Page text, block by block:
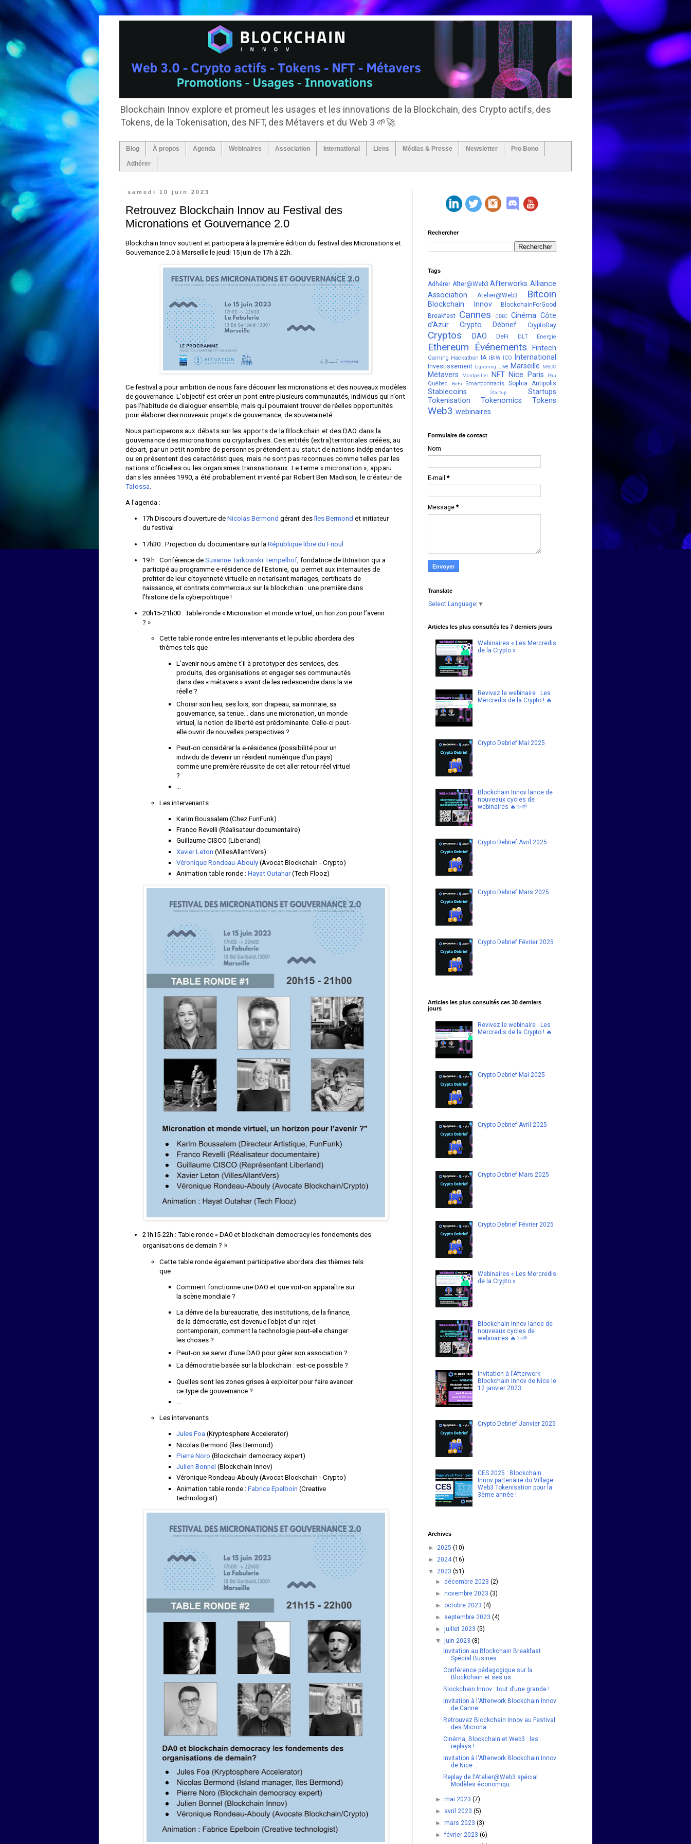
Blockchain Innov explore et promeut les usages et les innovations de la Blockchain, des Crypto actifs, des
Tokens, de la Tokenisation, des NFT, des Métavers et du Web 3 🌱🚀
Blog À propos Agenda Webinaires Association International Liens Médias & Presse Newsletter Pro Bono
Adhérer
samedi 10 juin 2023
Retrouvez Blockchain Innov au Festival des
Micronations et Gouvernance 2.0
Blockchain Innov soutient et participera à la première édition du festival des Micronations et
Gouvernance 2.0 à Marseille le jeudi 15 juin de 17h à 22h.
Ce festival a pour ambition de nous faire découvrir les micronations et des nouveaux modèles
de gouvernance. L'objectif est créer un pont entre plusieurs communautés, individus qui n'ont
pas l'habitude de dialoguer ensemble, mais qui pourraient trouver de réelles opportunités
pour élaborer des nouveaux projets de gouvernance, de souveraineté...
Nous participerons aux débats sur les apports de la Blockchain et des DAO dans la
gouvernance des micronations ou cryptarchies. Ces entités (extra)territoriales créées, au
départ, par un petit nombre de personnes prétendent au statut de nations indépendantes
ou en présentent des caractéristiques, mais ne sont pas reconnues comme telles par les
nations officielles ou les organismes transnationaux. Le terme « micronation », apparu
dans les années 1990, a été probablement inventé par Robert Ben Madison, le créateur de
Talossa.
A l'agenda :
17h Discours d’ouverture de Nicolas Bermond gérant desîles Bermond et initiateur
du festival
17h30 : Projection du documentaire sur la République libre du Frioul
19 h : Conférence de Susanne Tarkowski Tempelhof , fondatrice de Bitnation qui a
participé au programme e-résidence de l'Estonie, qui permet aux internautes de
profiter de leur citoyenneté virtuelle en notarisant mariages, certificats de
naissance, et contrats commerciaux sur la blockchain : une première dans
l’histoire de la cyberpolitique !
20h15-21h00 : Table ronde « Micronation et monde virtuel, un horizon pour l’avenir
? »
Cette table ronde entre les intervenants et le public abordera des
thèmes tels que :
L’avenir nous amène t’il à prototyper des services, des
produits, des organisations et engager ses communautés
dans des « métavers » avant de les redescendre dans la vie
réelle ?
Choisir son lieu, ses lois, son drapeau, sa monnaie, sa
gouvernance, sa tenue… dans une micronation, un monde
virtuel, la notion de liberté est prédominante. Celle-ci peut-
elle ouvrir de nouvelles perspectives ?
Peut-on considérer la e-résidence (possibilité pour un
individu de devenir un résident numérique d'un pays)
comme une première réussite de cet aller retour réel virtuel
?
…
Les intervenants :
Karim Boussalem (Chez FunFunk)
Franco Revelli (Réalisateur documentaire)
Guillaume CISCO (Liberland)
Xavier Leton (VillesAllantVers)
Véronique Rondeau-Abouly (Avocat Blockchain - Crypto)
Animation table ronde : Hayat Outahar(Tech Flooz)
21h15-22h : Table ronde « DA0 et blockchain democracy les fondements des
organisations de demain ? »
Cette table ronde également participative abordera des thèmes tels
que :
Comment fonctionne une DAO et que voit-on apparaître sur
la scène mondiale ?
La dérive de la bureaucratie, des institutions, de la finance,
de la démocratie, est devenue l’objet d’un rejet
contemporain, comment la technologie peut-elle changer
les choses ?
Peut-on se servir d’une DAO pour gérer son association ?
La démocratie basée sur la blockchain : est-ce possible ?
Quelles sont les zones grises à exploiter pour faire avancer
ce type de gouvernance ?
Les intervenants :
Jules Foa (Kryptosphere Accelerator)
Nicolas Bermond (îles Bermond)
Pierre Noro (Blockchain democracy expert)
Julien Bonnel (Blockchain Innov)
Véronique Rondeau-Abouly (Avocat Blockchain - Crypto)
Animation table ronde : Fabrice Epelboin (Creative
technologist)
Rechercher
Tags
Adhérer After@Web3 Afterworks Alliance
Association
Atelier@Web3 Bitcoin
Blockchain Innov
BlockchainForGood
Breakfast Cannes CDBC Cinéma Côte
d'Azur
Crypto Débrief CryptoDay
Cryptos DAO DeFi DLT Energie
Ethereum Événements Fintech
Gaming Hackathon IA IBIW ICO International
Investissement Lightning Live Marseille MBDC
Métavers Montpellier NFT Nice Paris Pau
Québec ReFi Smartcontracts Sophia Antipolis
Stablecoins Startup
Startups
Tokenisation
Tokenomics Tokens
Web3 webinaires
Formulaire de contact
Nom
E-mail *
Message *
Translate
Select Language ▼
Articles les plus consultés les 7 derniers jours
Webinaires « Les Mercredis
de la Crypto »
Revivez le webinaire : Les
Mercredis de la Crypto ! 🔥
Crypto Debrief Mai 2025
Blockchain Innov lance de
nouveaux cycles de
webinaires 🔥✨🌱
Crypto Debrief Avril 2025
Crypto Debrief Mars 2025
Crypto Debrief Février 2025
Articles les plus consultés ces 30 derniers
jours
Revivez le webinaire : Les
Mercredis de la Crypto ! 🔥
Crypto Debrief Mai 2025
Crypto Debrief Avril 2025
Crypto Debrief Mars 2025
Crypto Debrief Février 2025
Webinaires « Les Mercredis
de la Crypto »
Blockchain Innov lance de
nouveaux cycles de
webinaires 🔥✨🌱
Invitation à l'Afterwork
Blockchain Innov de Nice le
12 janvier 2023
Crypto Debrief Janvier 2025
CES 2025 : Blockchain
Innov partenaire du Village
Web3 Tokenisation pour la
3ème année !
Archives
► 2025 (10)
► 2024(16)
▼ 2023 (51)
► décembre 2023(2)
►novembre 2023(3)
► octobre 2023(4)
► septembre 2023(4)
►juillet 2023(5)
▼juin 2023(8)
Invitation au Blockchain Breakfast
Spécial Busines...
Conférence pédagogique sur la
Blockchain et ses us...
Blockchain Innov : tout d’une grande !
Invitation à l'Afterwork Blockchain Innov
de Canne...
Retrouvez Blockchain Innov au Festival
des Microna...
Cinéma, Blockchain et Web3 : les
replays !
Invitation à l'Afterwork Blockchain Innov
de Nice ...
Replay de l'Atelier@Web3 spécial
Modèles économiqu...
►mai 2023(7)
► avril 2023(5)
►mars 2023(3)
►février 2023(6)